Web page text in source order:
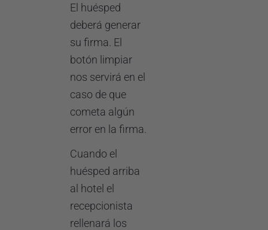
El huésped
deberá generar
su firma. El
botón limpiar
nos servirá en el
caso de que
cometa algún
error en la firma.
Cuando el
huésped arriba
al hotel el
recepcionista
rellenará los